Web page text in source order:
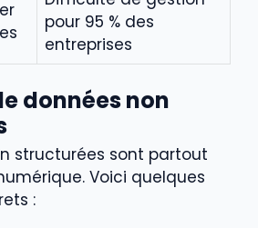
pour 95 % des
entreprises
données non
structurées sont partout
Voici quelques
: